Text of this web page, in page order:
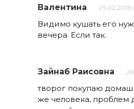
Валентина 25.02.2018
Видимо кушать его
вечера. Если так.
Зайнаб Раисовна
творог покупаю
же человека, проблем